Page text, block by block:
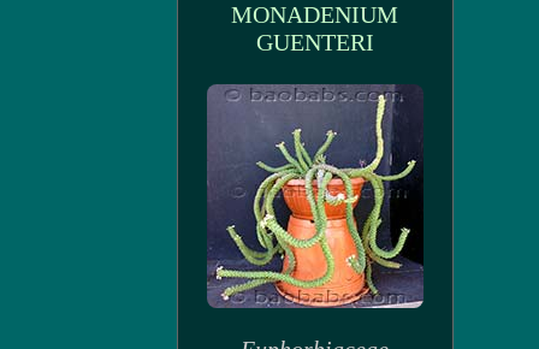
MONADENIUM
GUENTERI